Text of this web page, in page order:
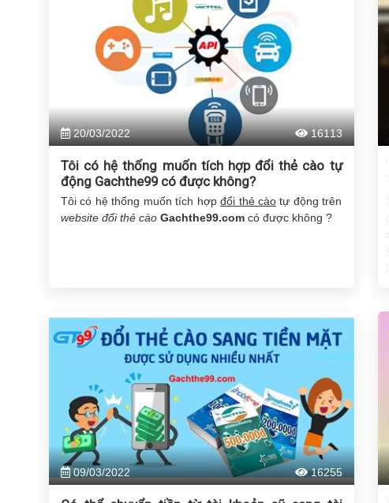
20/03/2022 16113
Tôi có hệ thống muốn tích hợp đổi thẻ cào tự
động Gachthe99 có được không?
Tôi có hệ thống muốn tích hợp đổi thẻ cào tự động trên
website đổi thẻ cào Gachthe99.com có được không ?
09/03/2022 16255